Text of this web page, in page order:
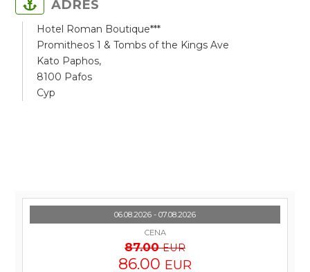
ADRES
Hotel Roman Boutique***
Promitheos 1 & Tombs of the Kings Ave
Kato Paphos,
8100 Pafos
Cyp
06.08.2026 - 07.08.2026
CENA
87.00 EUR
86.00 EUR